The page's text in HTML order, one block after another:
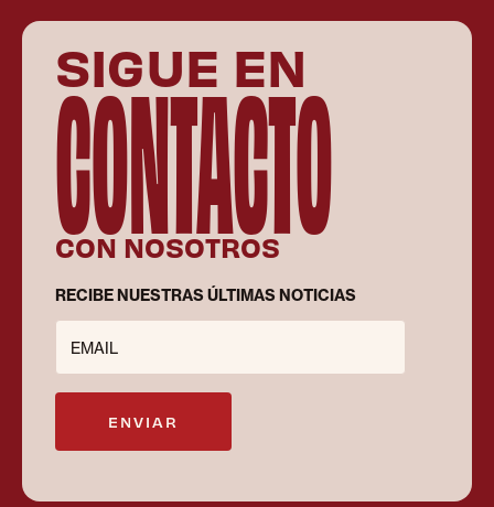
SIGUE EN
CONTACTO
CON NOSOTROS
RECIBE NUESTRAS ÚLTIMAS NOTICIAS
EMAIL
ENVIAR